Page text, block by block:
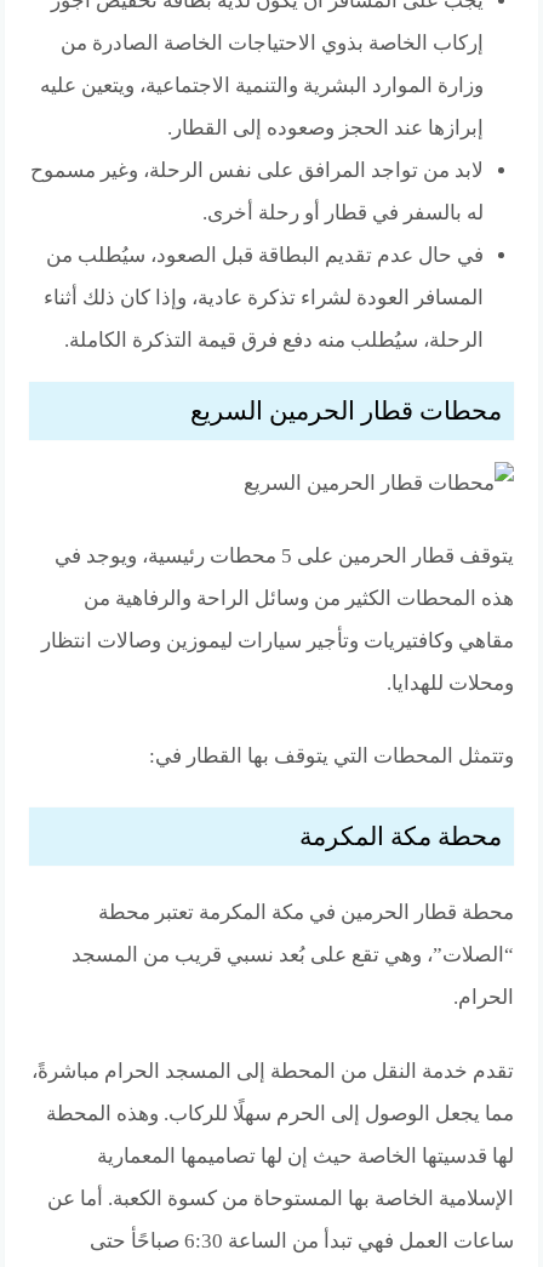
إركاب الخاصة بذوي الاحتياجات الخاصة الصادرة من
وزارة الموارد البشرية والتنمية الاجتماعية، ويتعين عليه
إبرازها عند الحجز وصعوده إلى القطار.
لابد من تواجد المرافق على نفس الرحلة، وغير مسموح
له بالسفر في قطار أو رحلة أخرى.
في حال عدم تقديم البطاقة قبل الصعود، سيُطلب من
المسافر العودة لشراء تذكرة عادية، وإذا كان ذلك أثناء
الرحلة، سيُطلب منه دفع فرق قيمة التذكرة الكاملة.
محطات قطار الحرمين السريع
يتوقف قطار الحرمين على 5 محطات رئيسية، ويوجد في
هذه المحطات الكثير من وسائل الراحة والرفاهية من
مقاهي وكافتيريات وتأجير سيارات ليموزين وصالات انتظار
ومحلات للهدايا.
وتتمثل المحطات التي يتوقف بها القطار في:
محطة مكة المكرمة
محطة قطار الحرمين في مكة المكرمة تعتبر محطة
“الصلات”، وهي تقع على بُعد نسبي قريب من المسجد
الحرام.
تقدم خدمة النقل من المحطة إلى المسجد الحرام مباشرةً،
مما يجعل الوصول إلى الحرم سهلًا للركاب. وهذه المحطة
لها قدسيتها الخاصة حيث إن لها تصاميمها المعمارية
الإسلامية الخاصة بها المستوحاة من كسوة الكعبة. أما عن
ساعات العمل فهي تبدأ من الساعة 6:30 صباحًأ حتى